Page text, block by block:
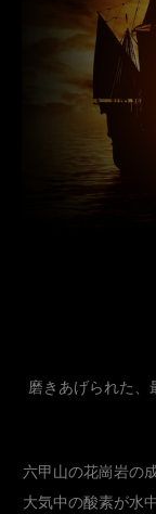
磨きあげられた
六甲山の花崗岩の
大気中の酸素が水